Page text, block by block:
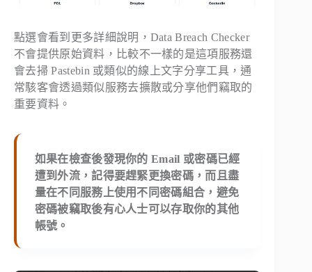
點選會看到更多詳細說明，Data Breach Checker
不會提供原始資料，比較不一樣的是這項服務還
會去掃 Pastebin 或類似的線上文字分享工具，通
常駭客會透過類似服務去擴散或分享他們竊取的
重要資料。
如果在檢查後發現你的 Email 或密碼已經
遭到外流，記得要趕緊更換密碼，而且盡
量在不同服務上使用不同密碼組合，避免
密碼被竊取後有心人士可以存取你的其他
帳號。